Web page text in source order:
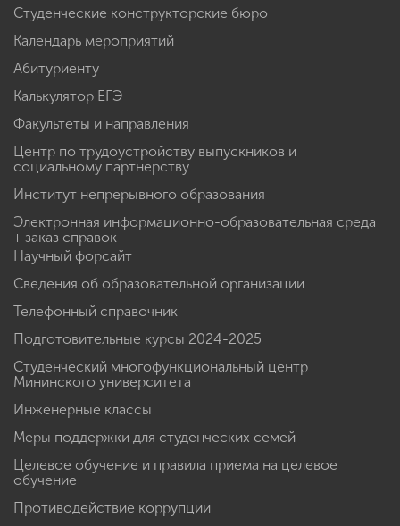
Студенческие конструкторские бюро
Календарь мероприятий
Абитуриенту
Калькулятор ЕГЭ
Факультеты и направления
Центр по трудоустройству выпускников и
социальному партнерству
Институт непрерывного образования
Электронная информационно-образовательная среда
+ заказ справок
Научный форсайт
Сведения об образовательной организации
Телефонный справочник
Подготовительные курсы 2024-2025
Студенческий многофункциональный центр
Мининского университета
Инженерные классы
Меры поддержки для студенческих семей
Целевое обучение и правила приема на целевое
обучение
Противодействие коррупции